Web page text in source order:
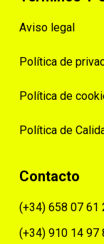
Aviso legal
Política de
Política de
Política de
Contacto
(+34) 658 07 61
(+34) 910 14 97